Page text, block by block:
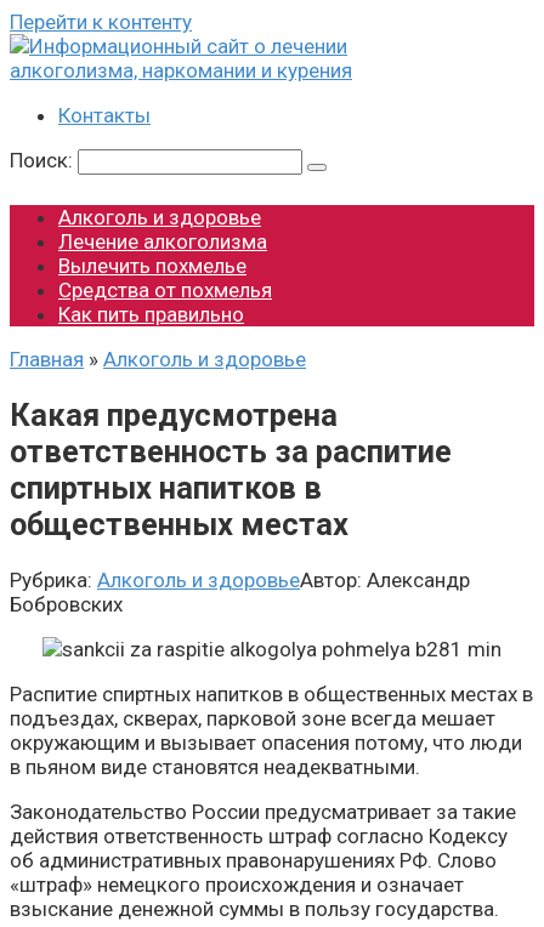
Перейти к контенту
Контакты
Поиск:
Алкоголь и здоровье
Лечение алкоголизма
Вылечить похмелье
Средства от похмелья
Как пить правильно
Главная » Алкоголь и здоровье
Какая предусмотрена
ответственность за распитие
спиртных напитков в
общественных местах
Рубрика: Алкоголь и здоровьеАвтор: Александр
Бобровских
Распитие спиртных напитков в общественных местах в
подъездах, скверах, парковой зоне всегда мешает
окружающим и вызывает опасения потому, что люди
в пьяном виде становятся неадекватными.
Законодательство России предусматривает за такие
действия ответственность штраф согласно Кодексу
об административных правонарушениях РФ. Слово
«штраф» немецкого происхождения и означает
взыскание денежной суммы в пользу государства.